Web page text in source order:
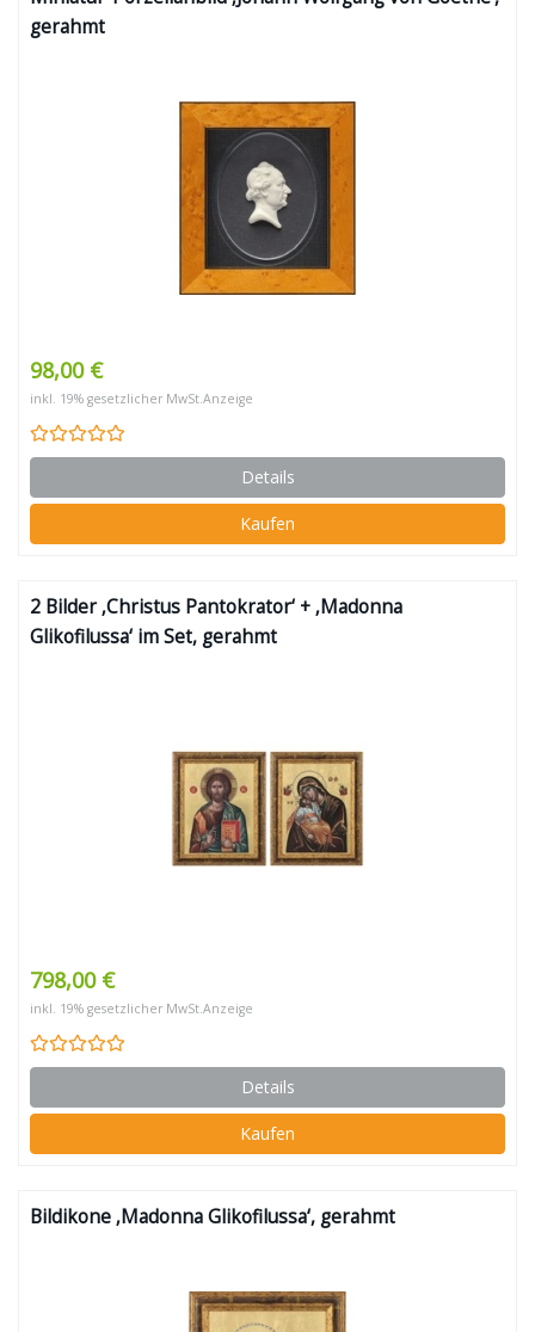
gerahmt
98,00 €
inkl. 19% gesetzlicher MwSt.Anzeige
Details
Kaufen
2 Bilder ‚Christus Pantokrator‘ + ‚Madonna
Glikofilussa‘ im Set, gerahmt
798,00 €
inkl. 19% gesetzlicher MwSt.Anzeige
Details
Kaufen
Bildikone ‚Madonna Glikofilussa‘, gerahmt